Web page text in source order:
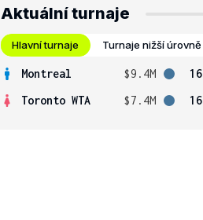
Aktuální turnaje
Hlavní turnaje Turnaje nižší úrovně
Montreal $9.4M
16
Toronto WTA
$7.4M 16